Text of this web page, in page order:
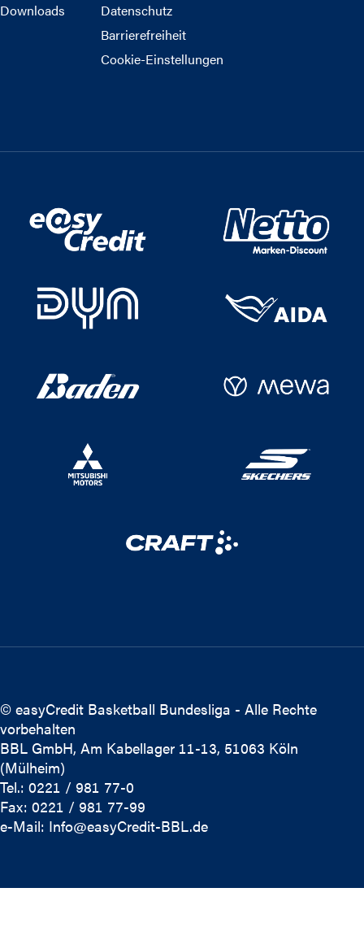
Downloads
Datenschutz
Barrierefreiheit
Cookie-Einstellungen
© easyCredit Basketball Bundesliga - Alle Rechte
vorbehalten
BBL GmbH, Am Kabellager 11-13, 51063 Köln
(Mülheim)
Tel.: 0221 / 981 77-0
Fax: 0221 / 981 77-99
e-Mail: Info@easyCredit-BBL.de